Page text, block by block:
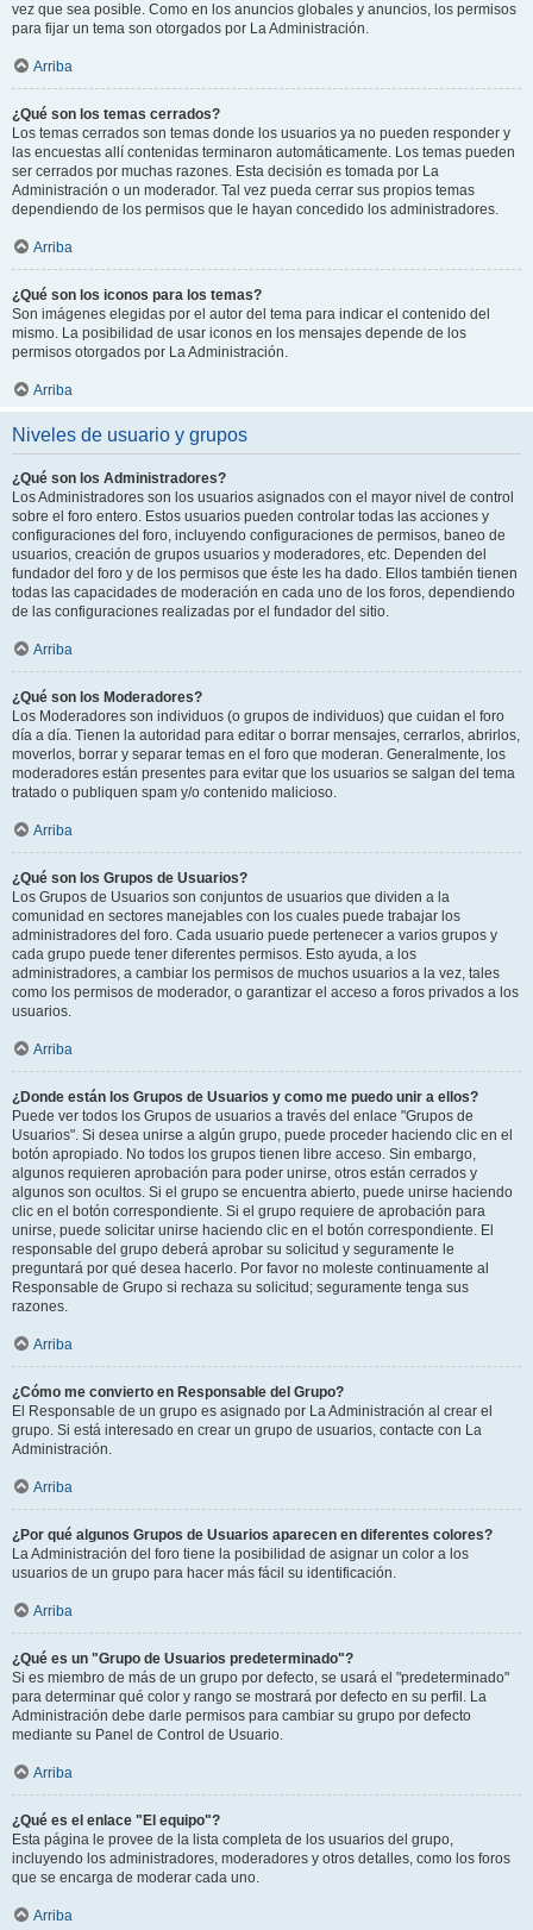
vez que sea posible. Como en los anuncios globales y anuncios, los permisos
para fijar un tema son otorgados por La Administración.
Arriba
¿Qué son los temas cerrados?
Los temas cerrados son temas donde los usuarios ya no pueden responder y
las encuestas allí contenidas terminaron automáticamente. Los temas pueden
ser cerrados por muchas razones. Esta decisión es tomada por La
Administración o un moderador. Tal vez pueda cerrar sus propios temas
dependiendo de los permisos que le hayan concedido los administradores.
Arriba
¿Qué son los iconos para los temas?
Son imágenes elegidas por el autor del tema para indicar el contenido del
mismo. La posibilidad de usar iconos en los mensajes depende de los
permisos otorgados por La Administración.
Arriba
Niveles de usuario y grupos
¿Qué son los Administradores?
Los Administradores son los usuarios asignados con el mayor nivel de control
sobre el foro entero. Estos usuarios pueden controlar todas las acciones y
configuraciones del foro, incluyendo configuraciones de permisos, baneo de
usuarios, creación de grupos usuarios y moderadores, etc. Dependen del
fundador del foro y de los permisos que éste les ha dado. Ellos también tienen
todas las capacidades de moderación en cada uno de los foros, dependiendo
de las configuraciones realizadas por el fundador del sitio.
Arriba
¿Qué son los Moderadores?
Los Moderadores son individuos (o grupos de individuos) que cuidan el foro
día a día. Tienen la autoridad para editar o borrar mensajes, cerrarlos, abrirlos,
moverlos, borrar y separar temas en el foro que moderan. Generalmente, los
moderadores están presentes para evitar que los usuarios se salgan del tema
tratado o publiquen spam y/o contenido malicioso.
Arriba
¿Qué son los Grupos de Usuarios?
Los Grupos de Usuarios son conjuntos de usuarios que dividen a la
comunidad en sectores manejables con los cuales puede trabajar los
administradores del foro. Cada usuario puede pertenecer a varios grupos y
cada grupo puede tener diferentes permisos. Esto ayuda, a los
administradores, a cambiar los permisos de muchos usuarios a la vez, tales
como los permisos de moderador, o garantizar el acceso a foros privados a los
usuarios.
Arriba
¿Donde están los Grupos de Usuarios y como me puedo unir a ellos?
Puede ver todos los Grupos de usuarios a través del enlace "Grupos de
Usuarios". Si desea unirse a algún grupo, puede proceder haciendo clic en el
botón apropiado. No todos los grupos tienen libre acceso. Sin embargo,
algunos requieren aprobación para poder unirse, otros están cerrados y
algunos son ocultos. Si el grupo se encuentra abierto, puede unirse haciendo
clic en el botón correspondiente. Si el grupo requiere de aprobación para
unirse, puede solicitar unirse haciendo clic en el botón correspondiente. El
responsable del grupo deberá aprobar su solicitud y seguramente le
preguntará por qué desea hacerlo. Por favor no moleste continuamente al
Responsable de Grupo si rechaza su solicitud; seguramente tenga sus
razones.
Arriba
¿Cómo me convierto en Responsable del Grupo?
El Responsable de un grupo es asignado por La Administración al crear el
grupo. Si está interesado en crear un grupo de usuarios, contacte con La
Administración.
Arriba
¿Por qué algunos Grupos de Usuarios aparecen en diferentes colores?
La Administración del foro tiene la posibilidad de asignar un color a los
usuarios de un grupo para hacer más fácil su identificación.
Arriba
¿Qué es un "Grupo de Usuarios predeterminado"?
Si es miembro de más de un grupo por defecto, se usará el "predeterminado"
para determinar qué color y rango se mostrará por defecto en su perfil. La
Administración debe darle permisos para cambiar su grupo por defecto
mediante su Panel de Control de Usuario.
Arriba
¿Qué es el enlace "El equipo"?
Esta página le provee de la lista completa de los usuarios del grupo,
incluyendo los administradores, moderadores y otros detalles, como los foros
que se encarga de moderar cada uno.
Arriba